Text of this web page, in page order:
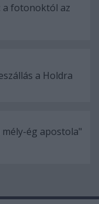
a fotonoktól az
a Holdra
ég apostola"